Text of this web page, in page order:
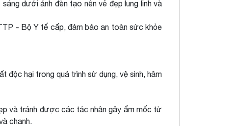
dưới ánh đèn tạo nên vẻ đẹp lung linh và
- Bộ Y tế cấp, đảm bảo an toàn sức khỏe
độc hại trong quá trình sử dụng, vệ sinh, hâm
và tránh được các tác nhân gây ẩm mốc từ
chanh.